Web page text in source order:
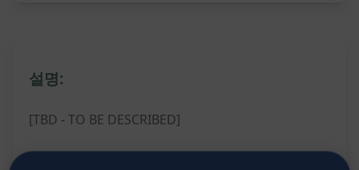
설명:
[TBD - TO BE DESCRIBED]